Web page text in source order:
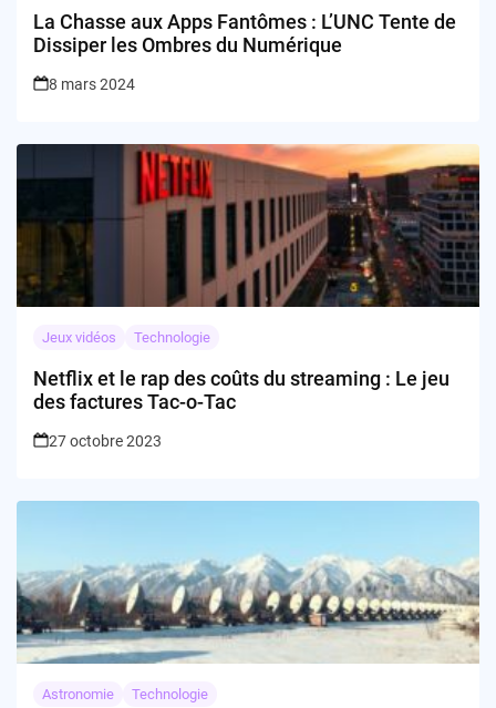
La Chasse aux Apps Fantômes : L’UNC Tente de
Dissiper les Ombres du Numérique
8 mars 2024
Jeux vidéos Technologie
Netflix et le rap des coûts du streaming : Le jeu
des factures Tac-o-Tac
27 octobre 2023
Astronomie Technologie